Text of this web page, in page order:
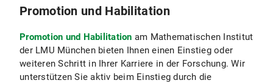
Promotion und Habilitation
Promotion und Habilitation am Mathematischen Institut
der LMU München bieten Ihnen einen Einstieg oder
weiteren Schritt in Ihrer Karriere in der Forschung. Wir
unterstützen Sie aktiv beim Einstieg durch die